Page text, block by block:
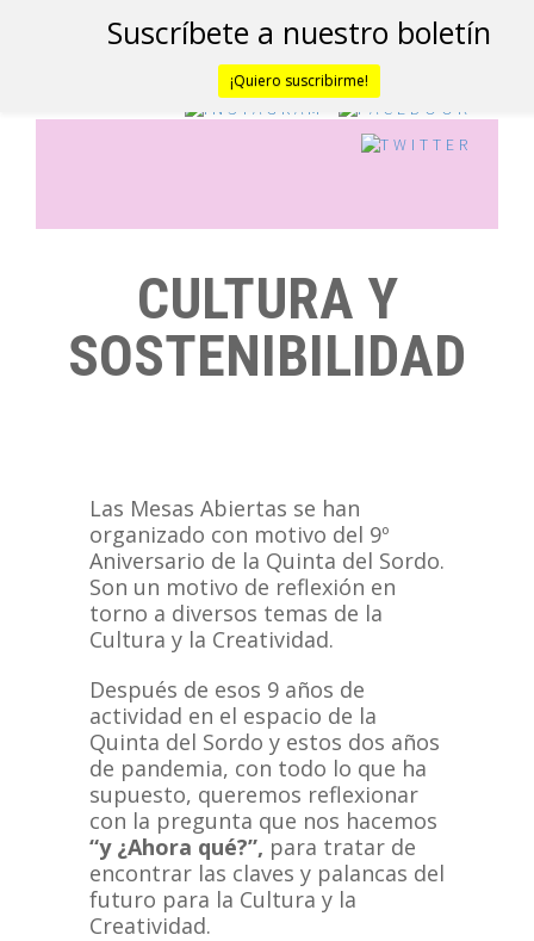
CULTURA Y
SOSTENIBILIDAD
Las Mesas Abiertas se han
organizado con motivo del 9º
Aniversario de la Quinta del Sordo.
Son un motivo de reflexión en
torno a diversos temas de la
Cultura y la Creatividad.
Después de esos 9 años de
actividad en el espacio de la
Quinta del Sordo y estos dos años
de pandemia, con todo lo que ha
supuesto, queremos reflexionar
con la pregunta que nos hacemos
“y ¿Ahora qué?”, para tratar de
encontrar las claves y palancas del
futuro para la Cultura y la
Creatividad.
Suscríbete a nuestro boletín
¡Quiero suscribirme!